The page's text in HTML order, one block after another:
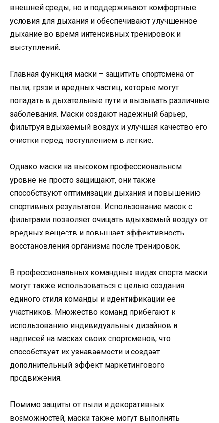
внешней среды, но и поддерживают комфортные
условия для дыхания и обеспечивают улучшенное
дыхание во время интенсивных тренировок и
выступлений.
Главная функция маски – защитить спортсмена от
пыли, грязи и вредных частиц, которые могут
попадать в дыхательные пути и вызывать различные
заболевания. Маски создают надежный барьер,
фильтруя вдыхаемый воздух и улучшая качество его
очистки перед поступлением в легкие.
Однако маски на высоком профессиональном
уровне не просто защищают, они также
способствуют оптимизации дыхания и повышению
спортивных результатов. Использование масок с
фильтрами позволяет очищать вдыхаемый воздух от
вредных веществ и повышает эффективность
восстановления организма после тренировок.
В профессиональных командных видах спорта маски
могут также использоваться с целью создания
единого стиля команды и идентификации ее
участников. Множество команд прибегают к
использованию индивидуальных дизайнов и
надписей на масках своих спортсменов, что
способствует их узнаваемости и создает
дополнительный эффект маркетингового
продвижения.
Помимо защиты от пыли и декоративных
возможностей, маски также могут выполнять